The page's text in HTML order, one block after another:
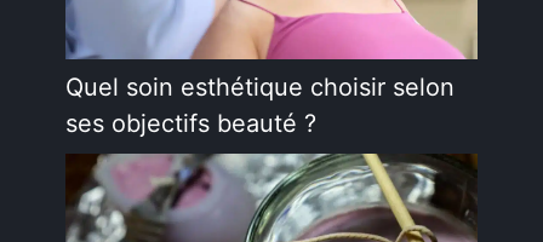
Quel soin esthétique choisir selon
ses objectifs beauté ?